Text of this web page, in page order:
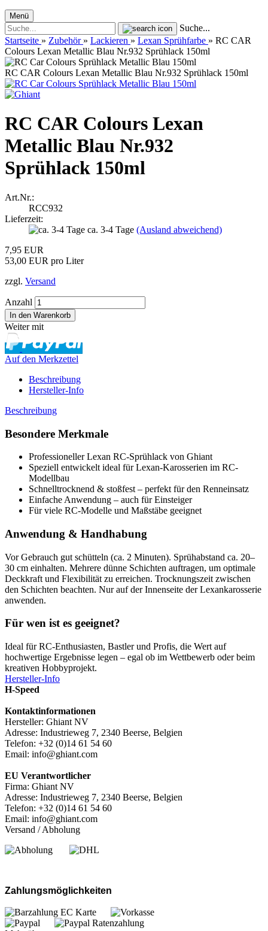
Menü
Suche...
Startseite » Zubehör » Lackieren » Lexan Sprühfarbe » RC CAR
Colours Lexan Metallic Blau Nr.932 Sprühlack 150ml
RC CAR Colours Lexan Metallic Blau Nr.932 Sprühlack 150ml
RC CAR Colours Lexan
Metallic Blau Nr.932
Sprühlack 150ml
Art.Nr.:
RCC932
Lieferzeit:
ca. 3-4 Tage (Ausland abweichend)
7,95 EUR
53,00 EUR pro Liter
zzgl. Versand
Anzahl
Weiter mit
Auf den Merkzettel
Beschreibung
Hersteller-Info
Beschreibung
Besondere Merkmale
Professioneller Lexan RC-Sprühlack von Ghiant
Speziell entwickelt ideal für Lexan-Karosserien im RC-
Modellbau
Schnelltrocknend & stoßfest – perfekt für den Renneinsatz
Einfache Anwendung – auch für Einsteiger
Für viele RC-Modelle und Maßstäbe geeignet
Anwendung & Handhabung
Vor Gebrauch gut schütteln (ca. 2 Minuten). Sprühabstand ca. 20–
30 cm einhalten. Mehrere dünne Schichten auftragen, um optimale
Deckkraft und Flexibilität zu erreichen. Trocknungszeit zwischen
den Schichten beachten. Nur auf der Innenseite der Lexankarosserie
anwenden.
Für wen ist es geeignet?
Ideal für RC-Enthusiasten, Bastler und Profis, die Wert auf
hochwertige Ergebnisse legen – egal ob im Wettbewerb oder beim
kreativen Hobbyprojekt.
Hersteller-Info
H-Speed
Kontaktinformationen
Hersteller: Ghiant NV
Adresse: Industrieweg 7, 2340 Beerse, Belgien
Telefon: +32 (0)14 61 54 60
Email: info@ghiant.com
EU Verantwortlicher
Firma: Ghiant NV
Adresse: Industrieweg 7, 2340 Beerse, Belgien
Telefon: +32 (0)14 61 54 60
Email: info@ghiant.com
Versand / Abholung
Zahlungsmöglichkeiten